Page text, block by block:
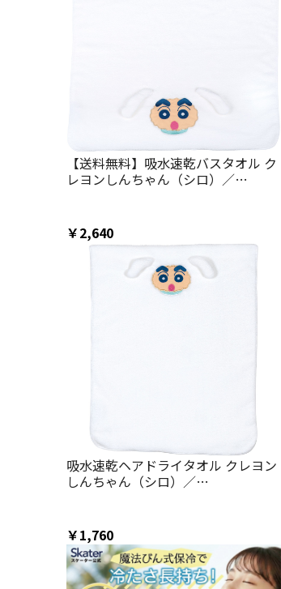
【送料無料】吸水速乾バスタオル ク
レヨンしんちゃん（シロ）／
￥2,640
吸水速乾ヘアドライタオル クレヨン
しんちゃん（シロ）／
￥1,760